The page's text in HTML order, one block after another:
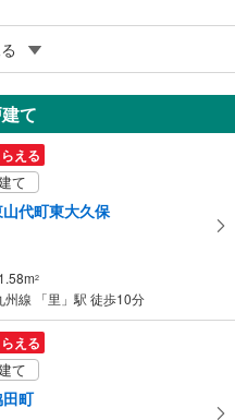
田町
）
脇田町
て
える
て
代町東大久保
2
州線 「里」駅 徒歩10分
える
て
町